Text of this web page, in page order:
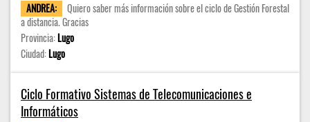
ANDREA:
Quiero saber más información sobre el ciclo de Gestión Forestal
a distancia. Gracias
Provincia:Lugo
Ciudad:Lugo
Ciclo Formativo Sistemas de Telecomunicaciones e
Informáticos